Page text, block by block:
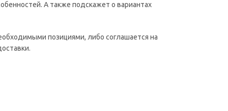
А также подскажет о вариантах
позициями, либо соглашается на